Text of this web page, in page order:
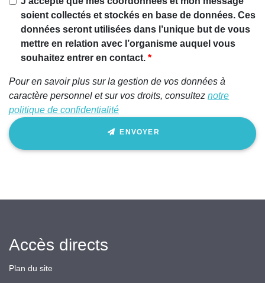
soient collectés et stockés en base de données. Ces
données seront utilisées dans l’unique but de vous
mettre en relation avec l’organisme auquel vous
souhaitez entrer en contact.
Pour en savoir plus sur la gestion de vos données à
caractère personnel et sur vos droits, consultez notre
politique de confidentialité
ENVOYER
Accès directs
Plan du site